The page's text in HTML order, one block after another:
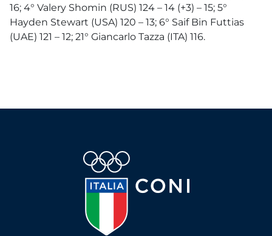
16; 4° Valery Shomin (RUS) 124 – 14 (+3) – 15; 5°
Hayden Stewart (USA) 120 – 13; 6° Saif Bin Futtias
(UAE) 121 – 12; 21° Giancarlo Tazza (ITA) 116.